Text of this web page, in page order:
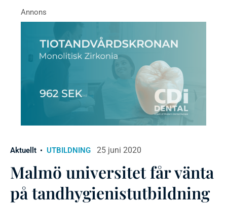
Aktuellt UTBILDNING 25 juni 2020
Malmö universitet får vänta
på tandhygienistutbildning